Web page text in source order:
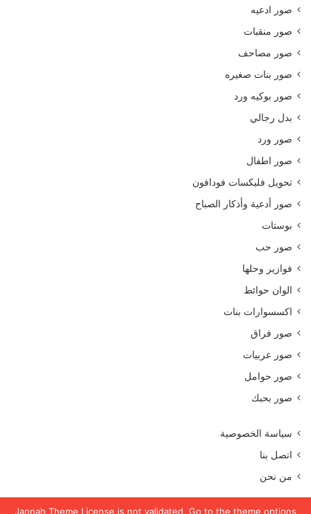
Jannah Theme License is not validated, Go to the theme options
صور ادعيه
صور منقبات
صور مصاحف
صور بنات صغيره
صور بوكيه ورد
بدل رجالي
صور ورد
صور اطفال
تحويل فليكسات فودافون
صور أدعية وأذكار الصباح
بوستات
صور حب
فوازير وحلها
الوان حوائط
اكسسوارات بنات
صور فراق
صور عربيات
صور حوامل
صور بحبك
سياسة الخصوصية
اتصل بنا
من نحن